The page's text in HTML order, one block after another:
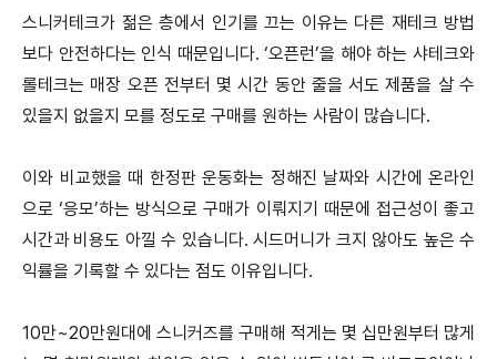
스니커테크가 젊은 층에서 인기를 끄는 이유는 다른 재테크 방법
보다 안전하다는 인식 때문입니다.‘오픈런’을 해야 하는 샤테크와
롤테크는 매장 오픈 전부터 몇 시간 동안 줄을 서도 제품을 살 수
있을지 없을지 모를 정도로 구매를 원하는 사람이 많습니다.
이와 비교했을 때 한정판 운동화는 정해진 날짜와 시간에 온라인
으로 ‘응모’하는 방식으로 구매가 이뤄지기 때문에 접근성이 좋고
시간과 비용도 아낄 수 있습니다.시드머니가 크지 않아도 높은 수
익률을 기록할 수 있다는 점도 이유입니다.
10만~20만원대에 스니커즈를 구매해 적게는 몇 십만원부터 많게